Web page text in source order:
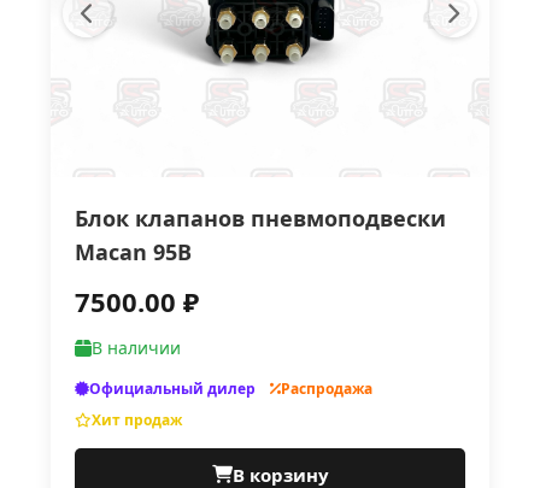
Блок клапанов пневмоподвески
Macan 95B
7500.00 ₽
В наличии
Официальный дилер
Распродажа
Хит продаж
В корзину